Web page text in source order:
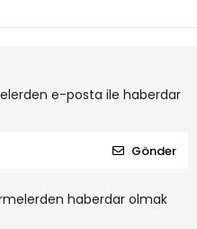
e-posta ile haberdar
Gönder
haberdar olmak